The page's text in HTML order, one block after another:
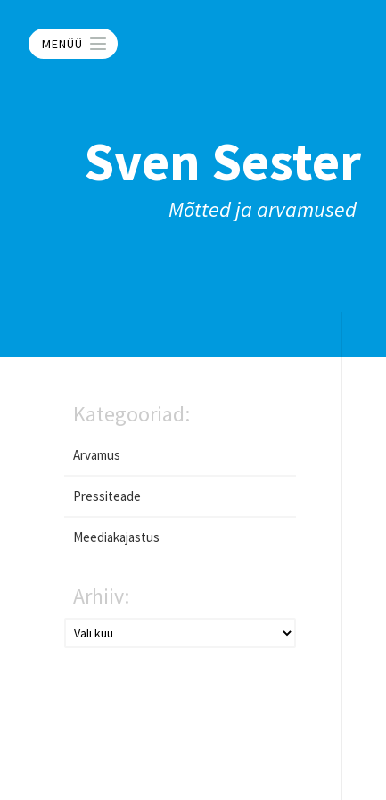
MENÜÜ
Sven Sester
Mõtted ja arvamused
Kategooriad:
Arvamus
Pressiteade
Meediakajastus
Arhiiv: